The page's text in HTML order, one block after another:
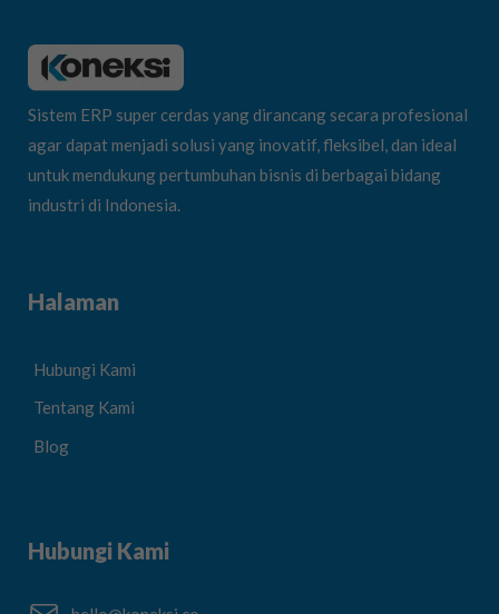
Sistem ERP super cerdas yang dirancang secara profesional
agar dapat menjadi solusi yang inovatif, fleksibel, dan ideal
untuk mendukung pertumbuhan bisnis di berbagai bidang
industri di Indonesia.
Halaman
Hubungi Kami
Tentang Kami
Blog
Hubungi Kami